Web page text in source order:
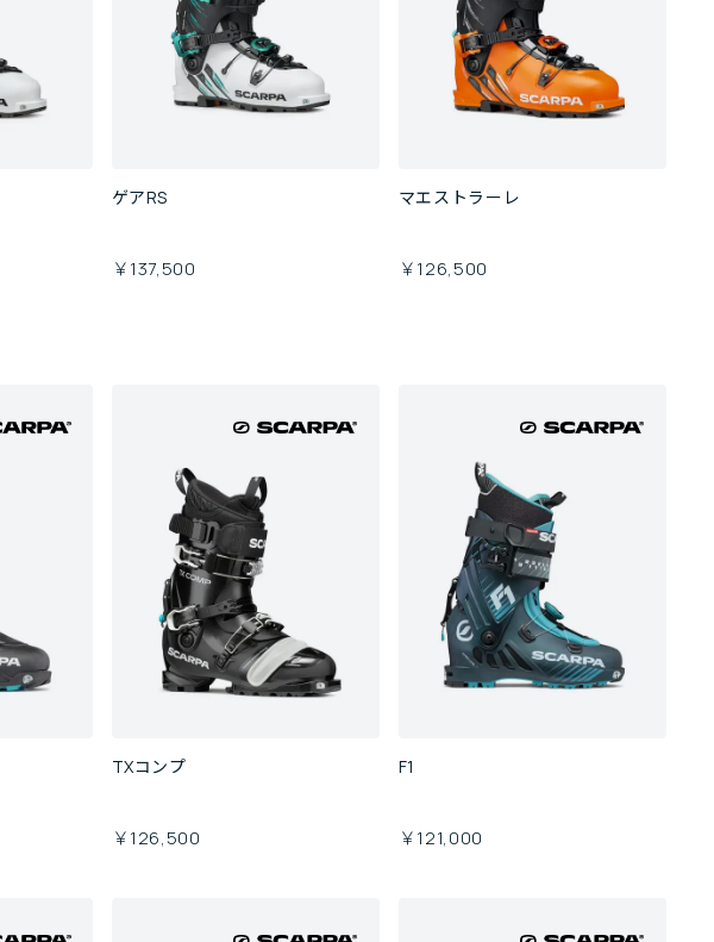
ゲアRS
￥137,500
マエストラーレ
￥126,500
TXコンプ
￥126,500
F1
￥121,000